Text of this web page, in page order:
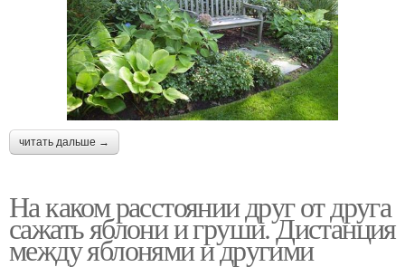
читать дальше →
На каком расстоянии друг от друга
сажать яблони и груши. Дистанция
между яблонями и другими